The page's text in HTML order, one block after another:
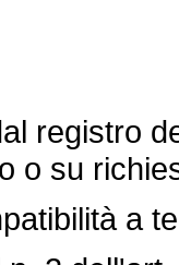
registro
o su
a